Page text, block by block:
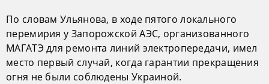
По словам Ульянова, в ходе пятого локального
перемирия у Запорожской АЭС, организованного
МАГАТЭ для ремонта линий электропередачи, имел
место первый случай, когда гарантии прекращения
огня не были соблюдены Украиной.